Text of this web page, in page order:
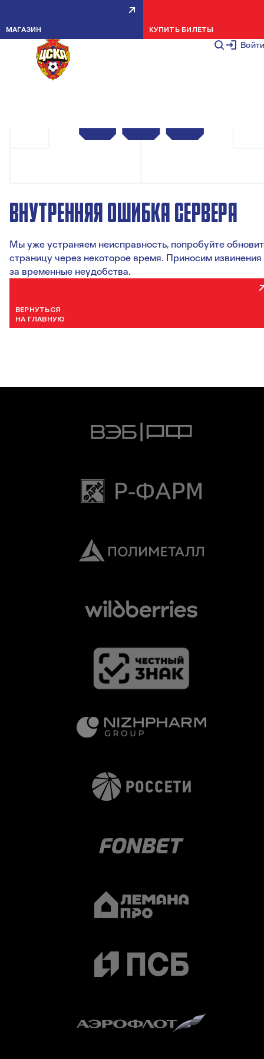
Войти
МАГАЗИН КУПИТЬ БИЛЕТЫ
ВНУТРЕННЯЯ ОШИБКА СЕРВЕРА
Мы уже устраняем неисправность, попробуйте
страницу через некоторое время. Приносим извинения
за временные неудобства.
ВЕРНУТЬСЯ
НА ГЛАВНУЮ